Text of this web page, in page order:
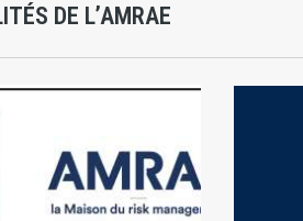
DE L’AMRAE